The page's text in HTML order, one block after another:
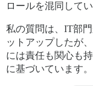
ロールを混同して
私の質問は、IT部
ットアップしたが
には責任も関心も
に基づいています。